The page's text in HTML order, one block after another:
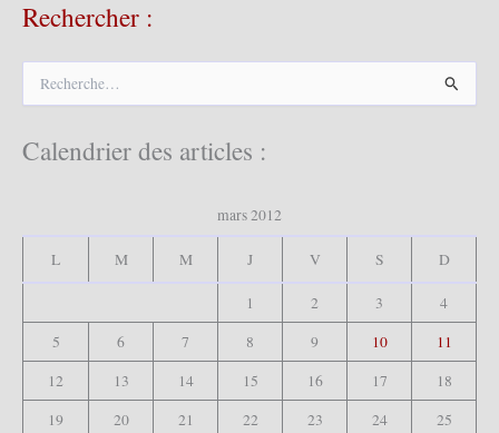
Rechercher :
h
e
Calendrier des articles :
mars 2012
L M M J V S D
1 2 3
4
5
6 7 8 9 10
11
12
13 14 15 16 17
18
19
20 21 22 23 24
25